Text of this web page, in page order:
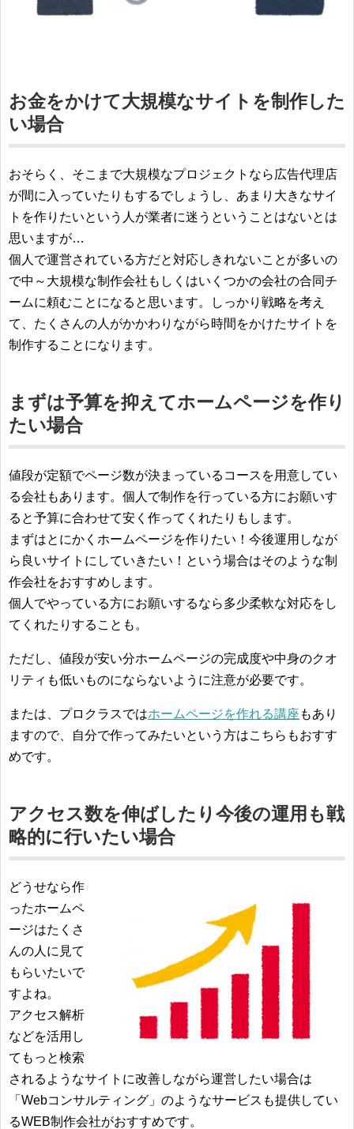
お金をかけて大規模なサイトを制作した
い場合
おそらく、そこまで大規模なプロジェクトなら広告代理店
が間に入っていたりもするでしょうし、あまり大きなサイ
トを作りたいという人が業者に迷うということはないとは
思いますが…
個人で運営されている方だと対応しきれないことが多いの
で中～大規模な制作会社もしくはいくつかの会社の合同チ
ームに頼むことになると思います。しっかり戦略を考え
て、たくさんの人がかかわりながら時間をかけたサイトを
制作することになります。
まずは予算を抑えてホームページを作り
たい場合
値段が定額でページ数が決まっているコースを用意してい
る会社もあります。個人で制作を行っている方にお願いす
ると予算に合わせて安く作ってくれたりもします。
まずはとにかくホームページを作りたい！今後運用しなが
ら良いサイトにしていきたい！という場合はそのような制
作会社をおすすめします。
個人でやっている方にお願いするなら多少柔軟な対応をし
てくれたりすることも。
ただし、値段が安い分ホームページの完成度や中身のクオ
リティも低いものにならないように注意が必要です。
または、プロクラスではホームページを作れる講座 もあり
ますので、自分で作ってみたいという方はこちらもおすす
めです。
アクセス数を伸ばしたり今後の運用も戦
略的に行いたい場合
どうせなら作
ったホームペ
ージはたくさ
んの人に見て
もらいたいで
すよね。
アクセス解析
などを活用し
てもっと検索
されるようなサイトに改善しながら運営したい場合は
「Webコンサルティング」のようなサービスも提供してい
るWEB制作会社がおすすめです。